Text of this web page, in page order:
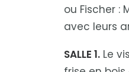
ou Fischer :
avec leurs
SALLE 1. Le